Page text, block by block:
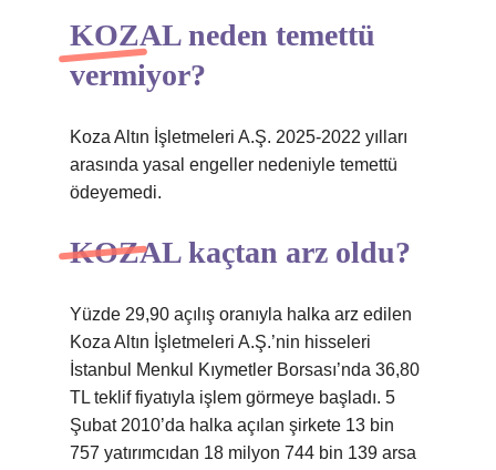
KOZAL neden temettü
vermiyor?
Koza Altın İşletmeleri A.Ş. 2025-2022 yılları
arasında yasal engeller nedeniyle temettü
ödeyemedi.
KOZAL kaçtan arz oldu?
Yüzde 29,90 açılış oranıyla halka arz edilen
Koza Altın İşletmeleri A.Ş.’nin hisseleri
İstanbul Menkul Kıymetler Borsası’nda 36,80
TL teklif fiyatıyla işlem görmeye başladı. 5
Şubat 2010’da halka açılan şirkete 13 bin
757 yatırımcıdan 18 milyon 744 bin 139 arsa